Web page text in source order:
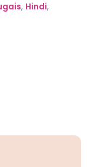
, Hindi,